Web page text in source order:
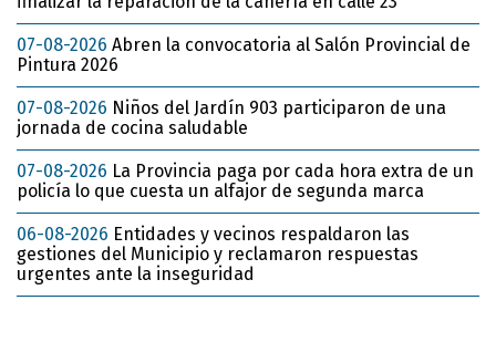
07-08-2026 Abren la convocatoria al Salón Provincial de
Pintura 2026
07-08-2026 Niños del Jardín 903 participaron de una
jornada de cocina saludable
07-08-2026 La Provincia paga por cada hora extra de un
policía lo que cuesta un alfajor de segunda marca
06-08-2026 Entidades y vecinos respaldaron las
gestiones del Municipio y reclamaron respuestas
urgentes ante la inseguridad